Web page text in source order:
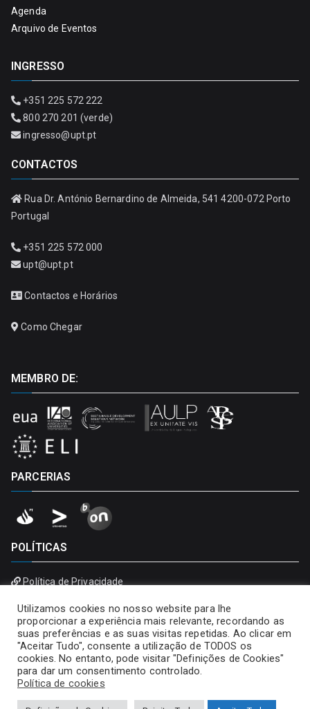
Agenda
Arquivo de Eventos
INGRESSO
+351 225 572 222
800 270 201 (verde)
ingresso@upt.pt
CONTACTOS
Rua Dr. António Bernardino de Almeida, 541 4200-072 Porto
Portugal
+351 225 572 000
upt@upt.pt
Contactos e Horários
Como Chegar
MEMBRO DE:
PARCERIAS
POLÍTICAS
Política de Privacidade
Utilizamos cookies no nosso website para lhe
proporcionar a experiência mais relevante, recordando as
suas preferências e as suas visitas repetidas. Ao clicar em
"Aceitar Tudo", consente a utilização de TODOS os
cookies. No entanto, pode visitar "Definições de Cookies"
para dar um consentimento controlado.
Política de cookies